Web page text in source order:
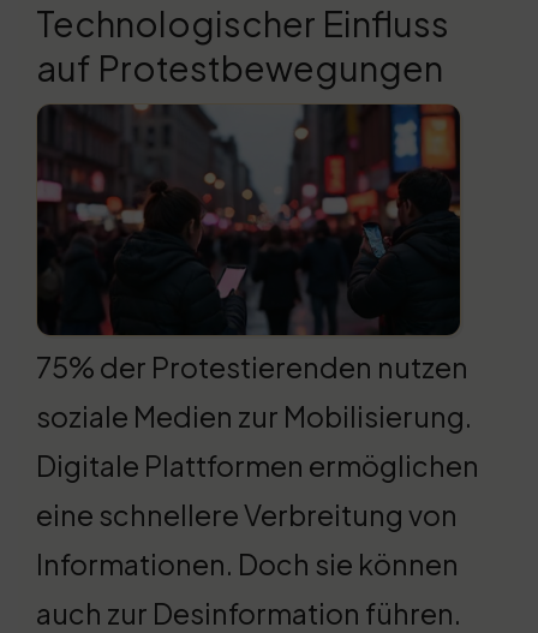
Technologischer Einfluss
auf Protestbewegungen
75% der Protestierenden nutzen
soziale Medien zur Mobilisierung.
Digitale Plattformen ermöglichen
eine schnellere Verbreitung von
Informationen. Doch sie können
auch zur Desinformation führen.